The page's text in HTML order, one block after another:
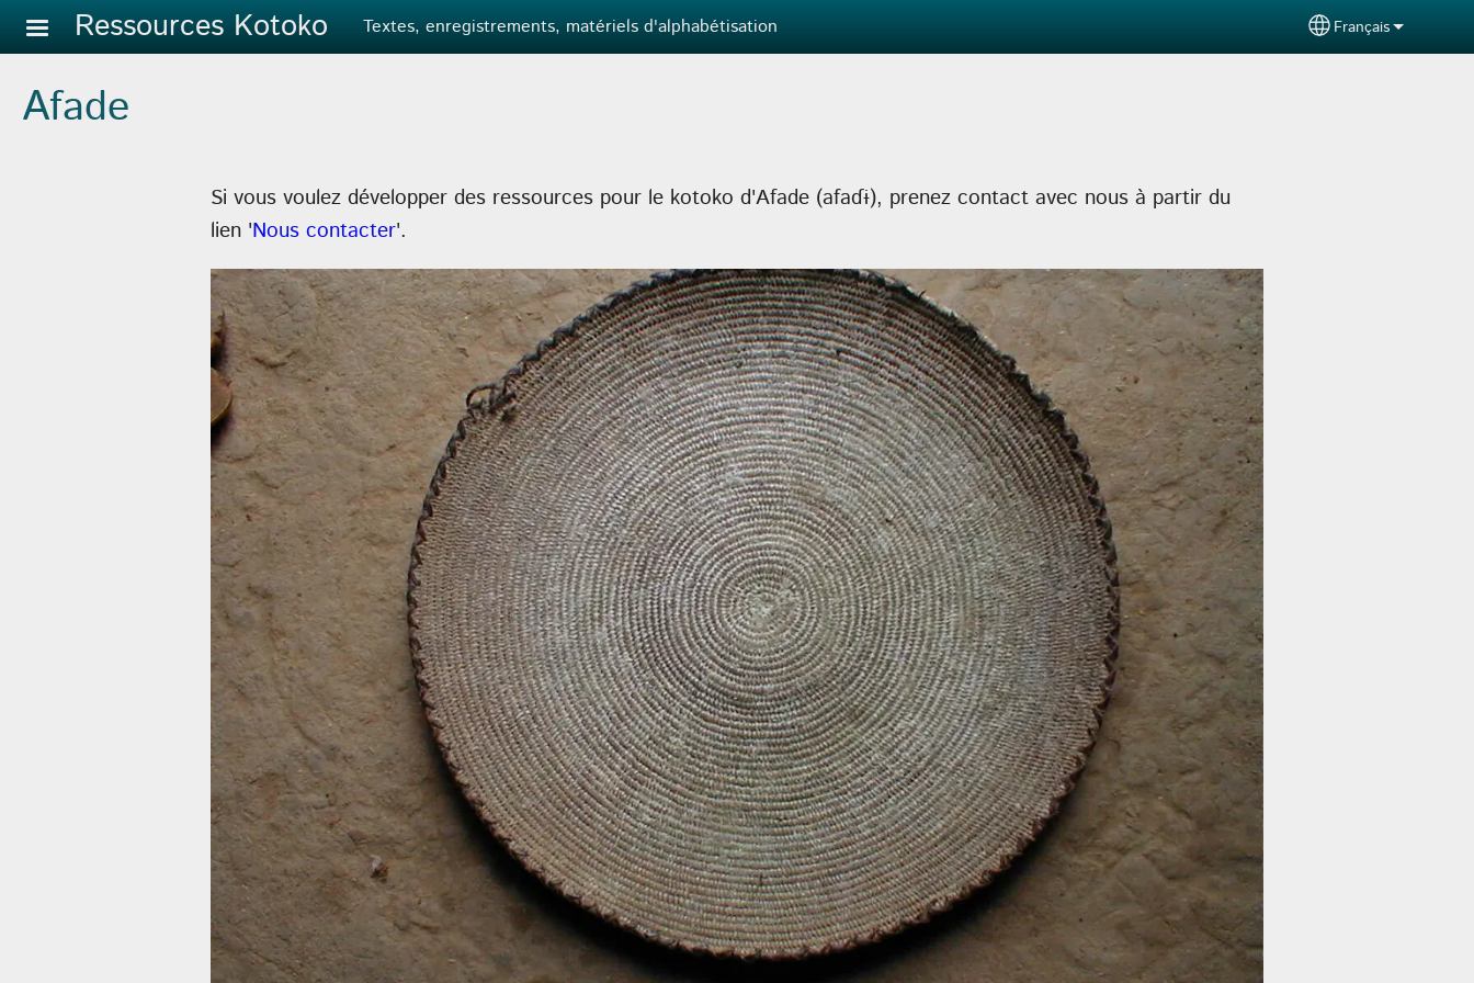
Aller au contenu principal
Ressources Kotoko Textes, enregistrements, matériels d'alphabétisation Select your
Français
Afade
Si vous voulez développer des ressources pour le kotoko d'Afade (afaɗɨ), prenez contact avec nous à partir du
lien 'Nous contacter'.